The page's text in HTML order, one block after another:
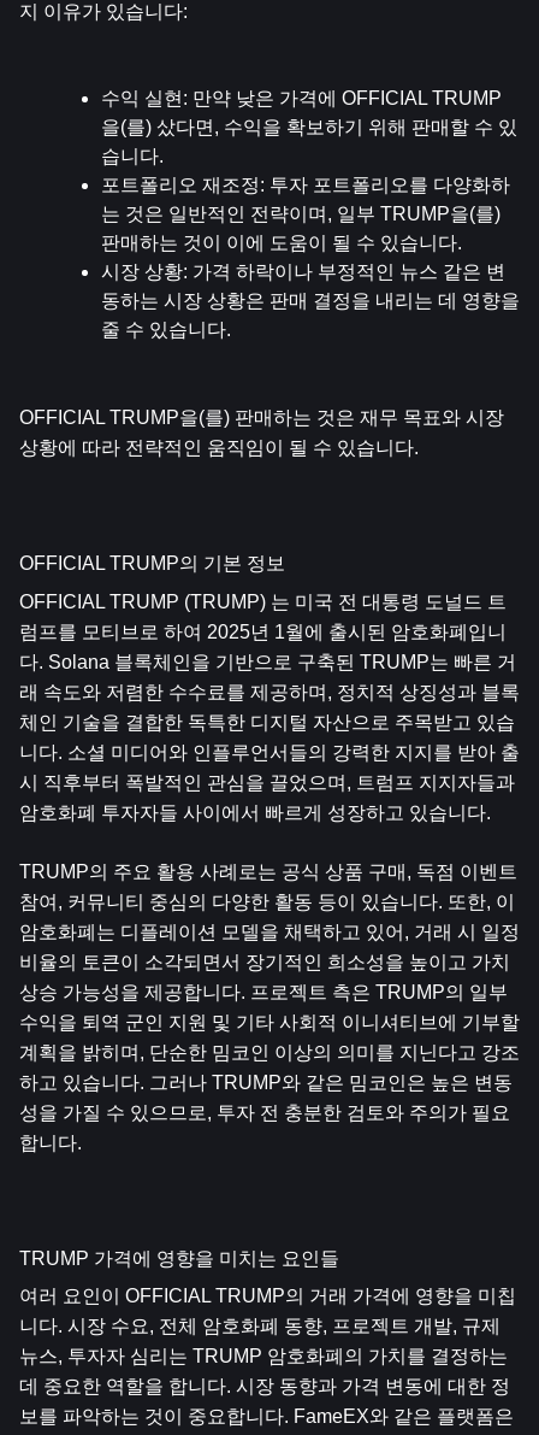
지 이유가 있습니다:
수익 실현 : 만약 낮은 가격에 OFFICIAL TRUMP
을(를) 샀다면, 수익을 확보하기 위해 판매할 수 있
습니다.
포트폴리오 재조정: 투자 포트폴리오를 다양화하
는 것은 일반적인 전략이며, 일부 TRUMP을(를)
판매하는 것이 이에 도움이 될 수 있습니다.
시장 상황: 가격 하락이나 부정적인 뉴스 같은 변
동하는 시장 상황은 판매 결정을 내리는 데 영향을
줄 수 있습니다.
OFFICIAL TRUMP을(를) 판매하는 것은 재무 목표와 시장
상황에 따라 전략적인 움직임이 될 수 있습니다.
OFFICIAL TRUMP의 기본 정보
OFFICIAL TRUMP (TRUMP) 는 미국 전 대통령 도널드 트
럼프를 모티브로 하여 2025년 1월에 출시된 암호화폐입니
다. Solana 블록체인을 기반으로 구축된 TRUMP는 빠른 거
래 속도와 저렴한 수수료를 제공하며, 정치적 상징성과 블록
체인 기술을 결합한 독특한 디지털 자산으로 주목받고 있습
니다. 소셜 미디어와 인플루언서들의 강력한 지지를 받아 출
시 직후부터 폭발적인 관심을 끌었으며, 트럼프 지지자들과
암호화폐 투자자들 사이에서 빠르게 성장하고 있습니다.
TRUMP의 주요 활용 사례로는 공식 상품 구매, 독점 이벤트
참여, 커뮤니티 중심의 다양한 활동 등이 있습니다. 또한, 이
암호화폐는 디플레이션 모델을 채택하고 있어, 거래 시 일정
비율의 토큰이 소각되면서 장기적인 희소성을 높이고 가치
상승 가능성을 제공합니다. 프로젝트 측은 TRUMP의 일부
수익을 퇴역 군인 지원 및 기타 사회적 이니셔티브에 기부할
계획을 밝히며, 단순한 밈코인 이상의 의미를 지닌다고 강조
하고 있습니다. 그러나 TRUMP와 같은 밈코인은 높은 변동
성을 가질 수 있으므로, 투자 전 충분한 검토와 주의가 필요
합니다.
TRUMP 가격에 영향을 미치는 요인들
여러 요인이 OFFICIAL TRUMP의 거래 가격에 영향을 미칩
니다. 시장 수요, 전체 암호화폐 동향, 프로젝트 개발, 규제
뉴스, 투자자 심리는 TRUMP 암호화폐의 가치를 결정하는
데 중요한 역할을 합니다. 시장 동향과 가격 변동에 대한 정
보를 파악하는 것이 중요합니다. FameEX와 같은 플랫폼은